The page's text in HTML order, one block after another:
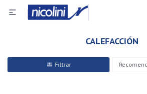

CALEFACCIÓN